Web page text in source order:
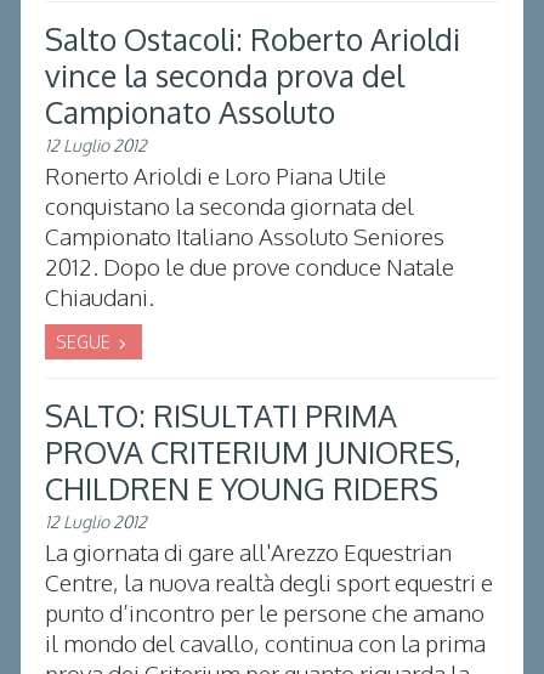
Salto Ostacoli: Roberto Arioldi
vince la seconda prova del
Campionato Assoluto
12 Luglio 2012
Ronerto Arioldi e Loro Piana Utile
conquistano la seconda giornata del
Campionato Italiano Assoluto Seniores
2012. Dopo le due prove conduce Natale
Chiaudani.
SEGUE
SALTO: RISULTATI PRIMA
PROVA CRITERIUM JUNIORES,
CHILDREN E YOUNG RIDERS
12 Luglio 2012
La giornata di gare all'Arezzo Equestrian
Centre, la nuova realtà degli sport equestri e
punto d’incontro per le persone che amano
il mondo del cavallo, continua con la prima